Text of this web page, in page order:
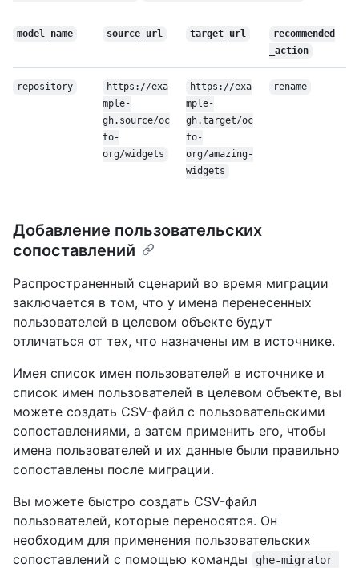
model_name source_url target_url
recommended
_action
repository
https://exa
mple-
gh.source/oc
to-
org/widgets
https://exa
mple-
gh.target/oc
to-
org/amazing-
widgets
rename
Добавление пользовательских
сопоставлений
Распространенный сценарий во время миграции
заключается в том, что у имена перенесенных
пользователей в целевом объекте будут
отличаться от тех, что назначены им в источнике.
Имея список имен пользователей в источнике и
список имен пользователей в целевом объекте, вы
можете создать CSV-файл с пользовательскими
сопоставлениями, а затем применить его, чтобы
имена пользователей и их данные были правильно
сопоставлены после миграции.
Вы можете быстро создать CSV-файл
пользователей, которые переносятся. Он
необходим для применения пользовательских
сопоставлений с помощью команды
ghe-migrator